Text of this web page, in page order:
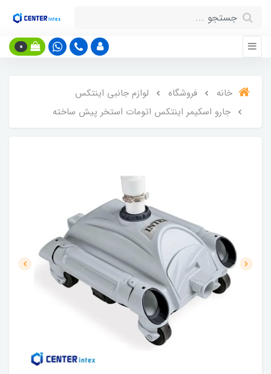
0
خانه فروشگاه
لوازم جانبی اینتکس
جارو اسکیمر اینتکس اتومات استخر پیش ساخته